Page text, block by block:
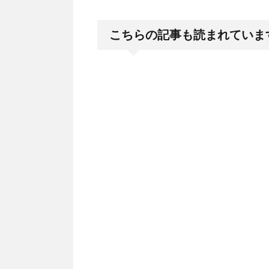
こちらの記事も読まれていま